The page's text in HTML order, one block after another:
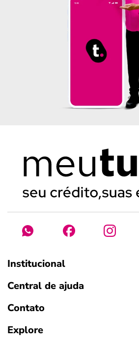
Institucional
Central de ajuda
Contato
Explore